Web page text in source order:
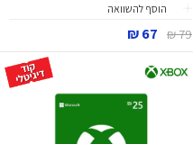
הוסף להשוואה
79 ₪
67 ₪